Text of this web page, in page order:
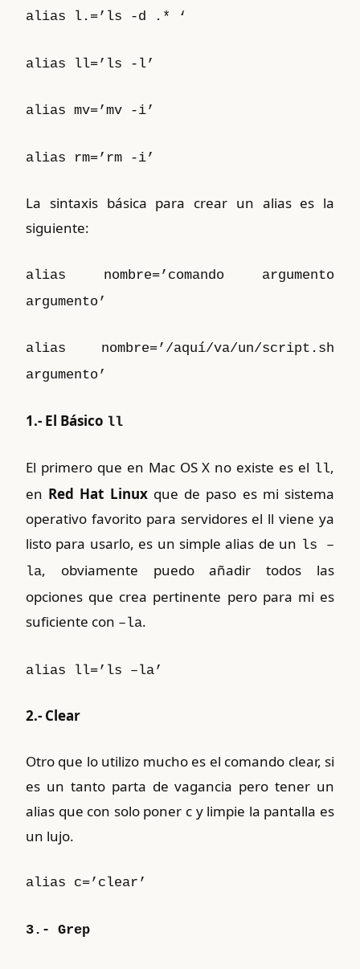
alias l.=’ls -d .* ‘
alias ll=’ls -l’
alias mv=’mv -i’
alias rm=’rm -i’
La sintaxis básica para crear un alias es la
siguiente:
alias nombre=’comando argumento
argumento’
alias nombre=’/aquí/va/un/script.sh
argumento’
1.- El Básico ll
El primero que en Mac OS X no existe es el ll,
en Red Hat Linuxque de paso es mi sistema
operativo favorito para servidores el ll viene ya
listo para usarlo, es un simple alias de un ls –
la, obviamente puedo añadir todos las
opciones que crea pertinente pero para mi es
suficiente con –la.
alias ll=’ls –la’
2.- Clear
Otro que lo utilizo mucho es el comando clear, si
es un tanto parta de vagancia pero tener un
alias que con solo poner c y limpie la pantalla es
un lujo.
alias c=’clear’
3.- Grep